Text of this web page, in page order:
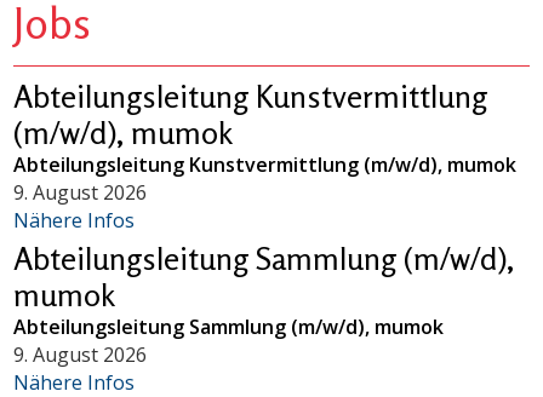
Jobs
Abteilungsleitung Kunstvermittlung
(m/w/d), mumok
Abteilungsleitung Kunstvermittlung (m/w/d), mumok
9. August 2026
Nähere Infos
Abteilungsleitung Sammlung (m/w/d),
mumok
Abteilungsleitung Sammlung (m/w/d), mumok
9. August 2026
Nähere Infos